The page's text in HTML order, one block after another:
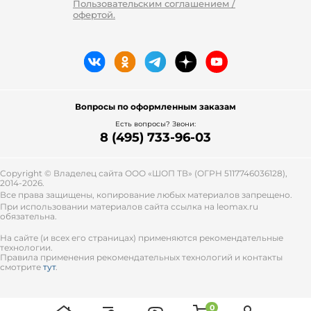
0
Пользовательским соглашением /
офертой.
Вопросы по оформленным заказам
Есть вопросы? Звони:
8 (495) 733-96-03
Copyright © Владелец сайта ООО «ШОП ТВ» (ОГРН 5117746036128),
2014-2026.
Все права защищены, копирование любых материалов запрещено.
При использовании материалов сайта ссылка на leomax.ru
обязательна.
На сайте (и всех его страницах) применяются рекомендательные
технологии.
Правила применения рекомендательных технологий и контакты
смотрите тут.